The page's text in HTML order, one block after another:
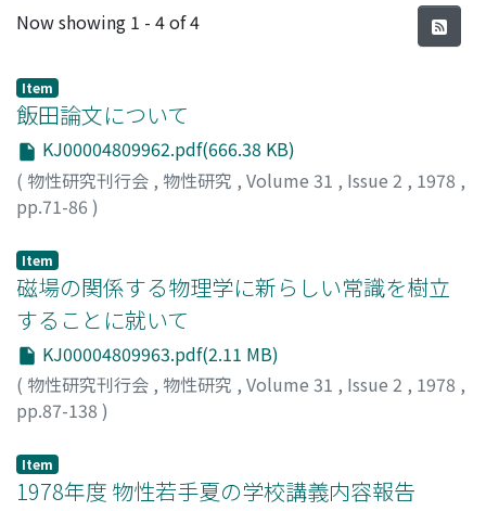
Recent Submissions
Now showing 1 - 4 of 4
Item
飯田論文について
KJ00004809962.pdf(666.38 KB)
( 物性研究刊行会 , 物性研究 , Volume 31 , Issue 2 , 1978 ,
pp.71-86 )
Item
磁場の関係する物理学に新らしい常識を樹立
することに就いて
KJ00004809963.pdf(2.11 MB)
( 物性研究刊行会 , 物性研究 , Volume 31 , Issue 2 , 1978 ,
pp.87-138 )
Item
1978年度 物性若手夏の学校講義内容報告